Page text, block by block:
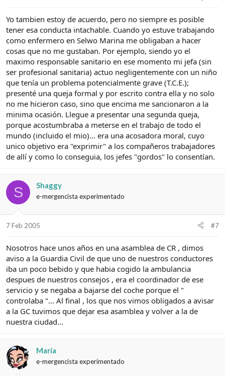
Yo tambien estoy de acuerdo, pero no siempre es posible
tener esa conducta intachable. Cuando yo estuve trabajando
como enfermero en Selwo Marina me obligaban a hacer
cosas que no me gustaban. Por ejemplo, siendo yo el
maximo responsable sanitario en ese momento mi jefa (sin
ser profesional sanitaria) actuo negligentemente con un niño
que tenía un problema potencialmente grave (T.C.E.);
presenté una queja formal y por escrito contra ella y no solo
no me hicieron caso, sino que encima me sancionaron a la
minima ocasión. Llegue a presentar una segunda queja,
porque acostumbraba a meterse en el trabajo de todo el
mundo (incluido el mio)... era una acosadora moral, cuyo
unico objetivo era "exprimir" a los compañeros trabajadores
de allí y como lo conseguia, los jefes "gordos" lo consentían.
S Shaggy
e-mergencista experimentado
7 Feb 2005 #7
Nosotros hace unos años en una asamblea de CR , dimos
aviso a la Guardia Civil de que uno de nuestros conductores
iba un poco bebido y que habia cogido la ambulancia
despues de nuestros consejos , era el coordinador de ese
servicio y se negaba a bajarse del coche porque el "
controlaba "... Al final , los que nos vimos obligados a avisar
a la GC tuvimos que dejar esa asamblea y volver a la de
nuestra ciudad...
María
e-mergencista experimentado